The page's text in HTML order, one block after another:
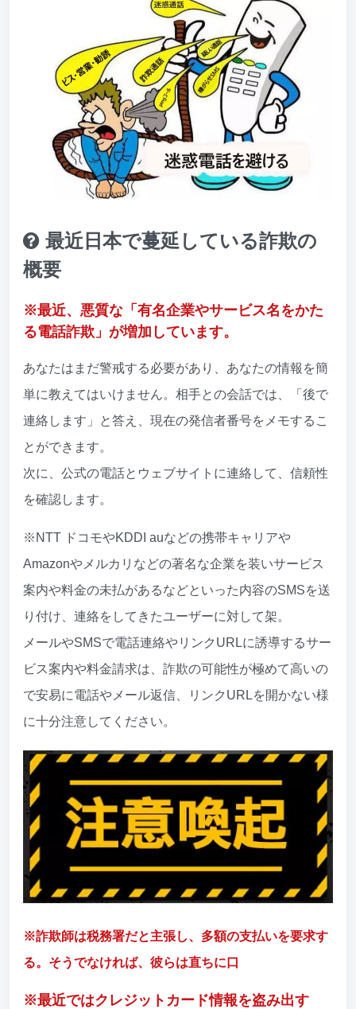
最近日本で蔓延している詐欺の
概要
※最近、悪質な「有名企業やサービス名をかた
る電話詐欺」が増加しています。
あなたはまだ警戒する必要があり、あなたの情報を簡
単に教えてはいけません。相手との会話では、「後で
連絡します」と答え、現在の発信者番号をメモするこ
とができます。
次に、公式の電話とウェブサイトに連絡して、信頼性
を確認します。
※NTT ドコモやKDDI auなどの携帯キャリアや
Amazonやメルカリなどの著名な企業を装いサービス
案内や料金の未払があるなどといった内容のSMSを送
り付け、連絡をしてきたユーザーに対して架。
メールやSMSで電話連絡やリンクURLに誘導するサー
ビス案内や料金請求は、詐欺の可能性が極めて高いの
で安易に電話やメール返信、リンクURLを開かない様
に十分注意してください。
※詐欺師は税務署だと主張し、多額の支払いを要求す
る。そうでなければ、彼らは直ちに口
※最近ではクレジットカード情報を盗み出す